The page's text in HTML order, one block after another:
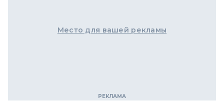
Место для вашей рекламы